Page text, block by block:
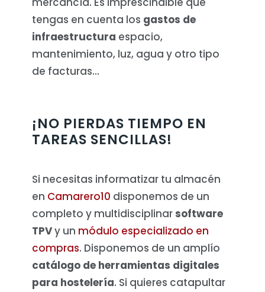
tengas en cuenta los gastos de
infraestructura espacio,
mantenimiento, luz, agua y otro tipo
de facturas…
¡NO PIERDAS TIEMPO EN
TAREAS SENCILLAS!
Si necesitas informatizar tu almacén
en Camarero10 disponemos de un
completo y multidisciplinarsoftware
TPVy un módulo especializado en
compras. Disponemos de un amplío
catálogo de herramientas digitales
para hostelería. Si quieres catapultar